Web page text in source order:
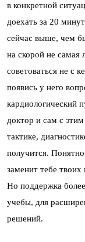
в конкретной
доехать за 20
сейчас выше, чем
на скорой не
советоваться не с
появись у него
кардиологический
доктор и сам с
тактике,
получится.
заменит тебе
Но поддержка
учебы, для
решений.